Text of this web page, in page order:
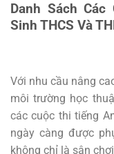
Danh Sách
Sinh THCS Và
Với nhu cầu nâng
môi trường học
các cuộc thi tiếng
ngày càng được
không chỉ là sân